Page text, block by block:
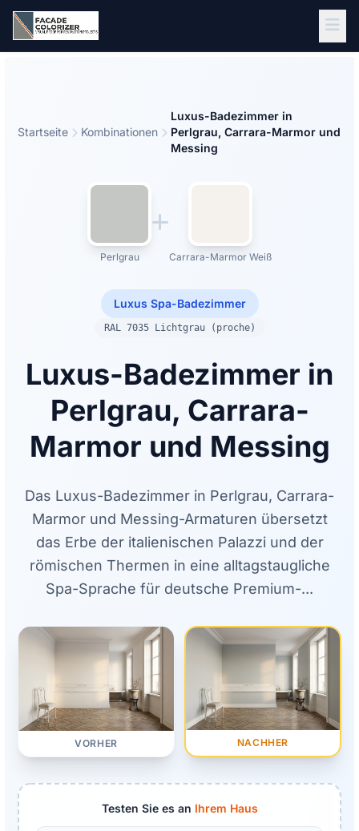
Zum Hauptinhalt springen
Startseite Kombinationen
Luxus-Badezimmer in
Perlgrau, Carrara-Marmor und
Messing
Perlgrau Carrara-Marmor Weiß
Luxus Spa-Badezimmer
RAL 7035 Lichtgrau (proche)
Luxus-Badezimmer in
Perlgrau, Carrara-
Marmor und Messing
Das Luxus-Badezimmer in Perlgrau, Carrara-
Marmor und Messing-Armaturen übersetzt
das Erbe der italienischen Palazzi und der
römischen Thermen in eine alltagstaugliche
Spa-Sprache für deutsche Premium-...
VORHER NACHHER
Testen Sie es an Ihrem Haus